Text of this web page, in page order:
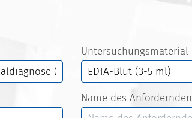
Untersuchungsmaterial
Name des Anfordernden